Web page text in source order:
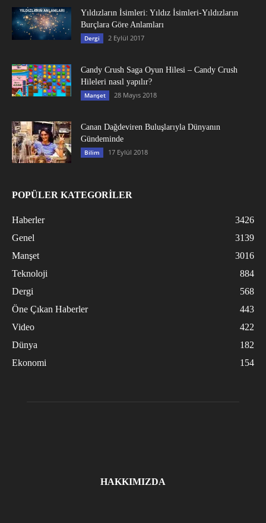
Yıldızların İsimleri: Yıldız İsimleri-Yıldızların
Burçlara Göre Anlamları
Dergi 2 Eylül 2017
Candy Crush Saga Oyun Hilesi – Candy Crush
Hileleri nasıl yapılır?
Manşet 28 Mayıs 2018
Canan Dağdeviren Buluşlarıyla Dünyanın
Gündeminde
Bilim 17 Eylül 2018
POPÜLER KATEGORİLER
Haberler
3426
Genel
3139
Manşet
3016
Teknoloji
884
Dergi
568
Öne Çıkan Haberler
443
Video
422
Dünya
182
Ekonomi
154
HAKKIMIZDA